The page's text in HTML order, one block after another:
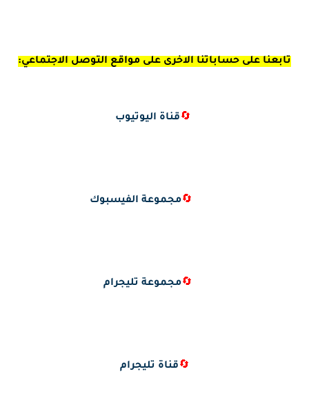
تابعنا على حساباتنا الاخرى على مواقع التوصل الاجتماعي:
🔄قناة اليوتيوب
🔄مجموعة الفيسبوك
🔄مجموعة تليجرام
🔄قناة تليجرام